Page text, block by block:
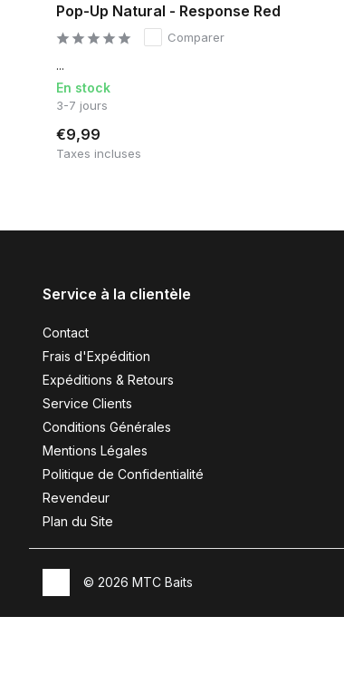
Pop-Up Natural - Response Red
Comparer
...
En stock
3-7 jours
€9,99
Taxes incluses
Service à la clientèle
Contact
Frais d'Expédition
Expéditions & Retours
Service Clients
Conditions Générales
Mentions Légales
Politique de Confidentialité
Revendeur
Plan du Site
© 2026 MTC Baits